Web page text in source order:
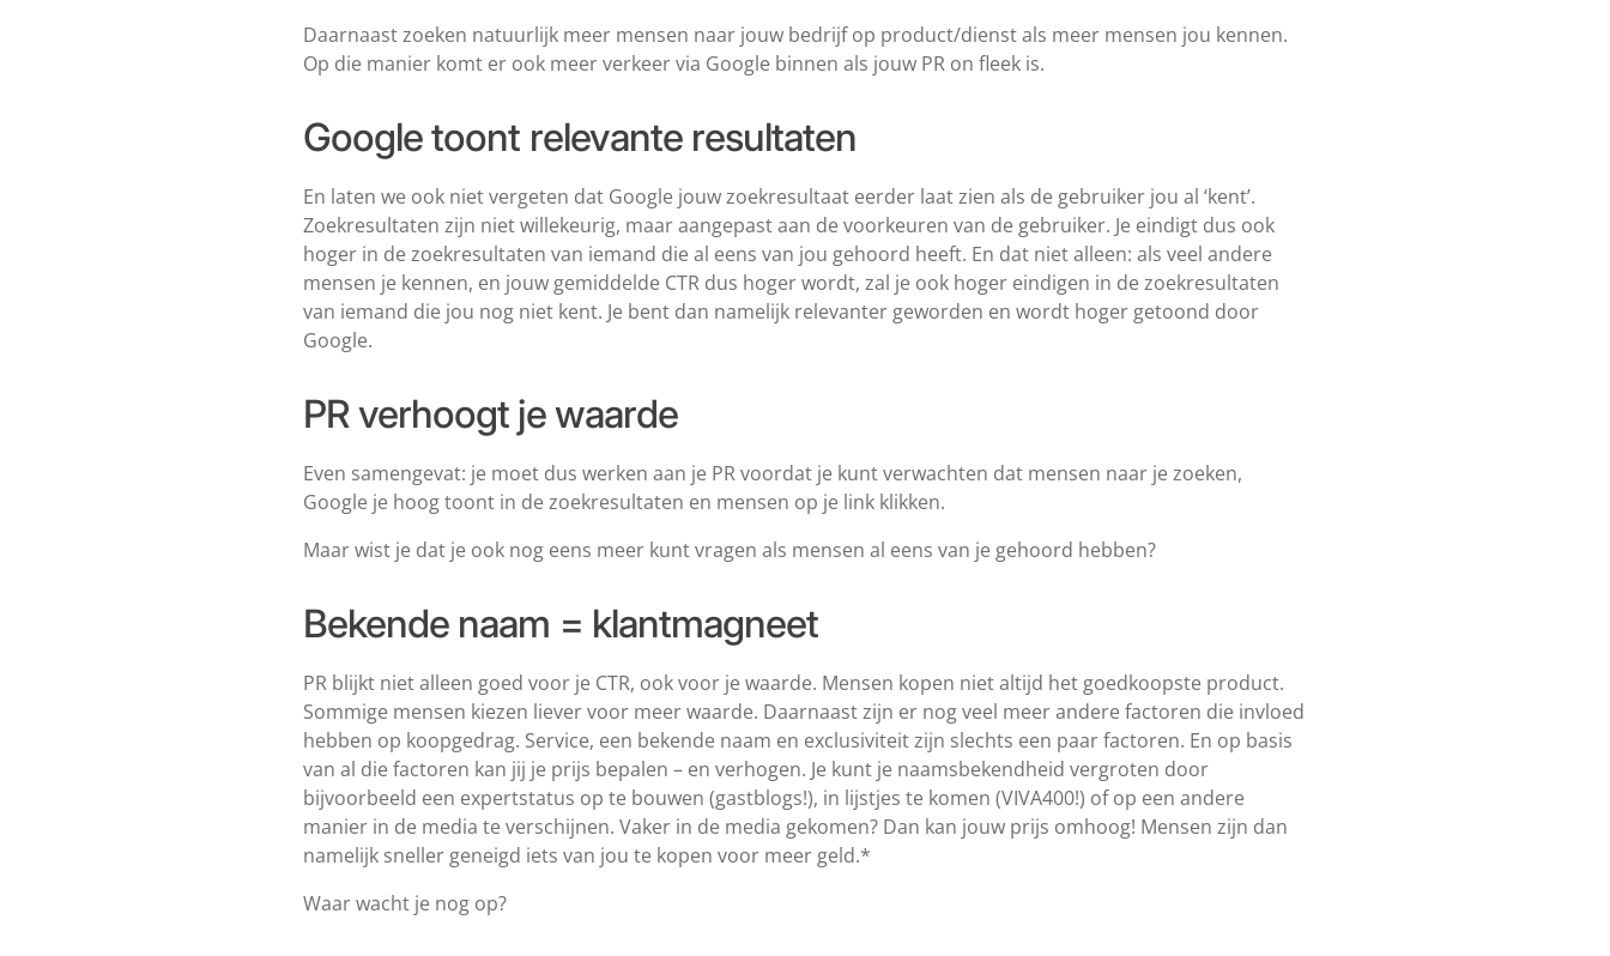
Daarnaast zoeken natuurlijk meer mensen naar jouw bedrijf op product/dienst als meer mensen jou kennen.
Op die manier komt er ook meer verkeer via Google binnen als jouw PR on fleek is.
Google toont relevante resultaten
En laten we ook niet vergeten dat Google jouw zoekresultaat eerder laat zien als de gebruiker jou al ‘kent’.
Zoekresultaten zijn niet willekeurig, maar aangepast aan de voorkeuren van de gebruiker. Je eindigt dus ook
hoger in de zoekresultaten van iemand die al eens van jou gehoord heeft. En dat niet alleen: als veel andere
mensen je kennen, en jouw gemiddelde CTR dus hoger wordt, zal je ook hoger eindigen in de zoekresultaten
van iemand die jou nog niet kent. Je bent dan namelijk relevanter geworden en wordt hoger getoond door
Google.
PR verhoogt je waarde
Even samengevat: je moet dus werken aan je PR voordat je kunt verwachten dat mensen naar je zoeken,
Google je hoog toont in de zoekresultaten en mensen op je link klikken.
Maar wist je dat je ook nog eens meer kunt vragen als mensen al eens van je gehoord hebben?
Bekende naam = klantmagneet
PR blijkt niet alleen goed voor je CTR, ook voor je waarde. Mensen kopen niet altijd het goedkoopste product.
Sommige mensen kiezen liever voor meer waarde. Daarnaast zijn er nog veel meer andere factoren die invloed
hebben op koopgedrag. Service, een bekende naam en exclusiviteit zijn slechts een paar factoren. En op basis
van al die factoren kan jij je prijs bepalen – en verhogen. Je kunt je naamsbekendheid vergroten door
bijvoorbeeld een expertstatus op te bouwen (gastblogs!), in lijstjes te komen (VIVA400!) of op een andere
manier in de media te verschijnen. Vaker in de media gekomen? Dan kan jouw prijs omhoog! Mensen zijn dan
namelijk sneller geneigd iets van jou te kopen voor meer geld.*
Waar wacht je nog op?